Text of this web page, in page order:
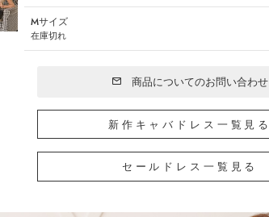
Mサイズ
在庫切れ
商品についてのお問い合わせ
新作キャバドレス一覧見る
セールドレス一覧見る